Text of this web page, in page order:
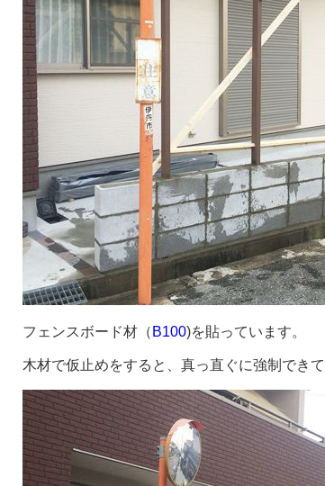
フェンスボード材（ B100)を貼っています。
木材で仮止めをすると、真っ直ぐに強制でき